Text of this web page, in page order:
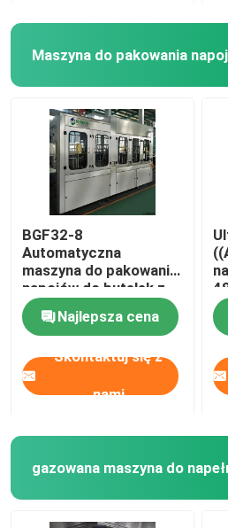
Maszyna do pakowania
BGF32-8
Automatyczna
maszyna do pakowania
napojów do butelek z
funkcją pokrycia
Najlepsza cena
Skontaktuj się z
nami
gazowana maszyna do